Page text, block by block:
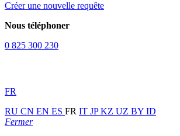
Créer une nouvelle requête
Nous téléphoner
0 825 300 230
FR
RU CN EN ES FR IT JPKZ UZ BY ID
Fermer